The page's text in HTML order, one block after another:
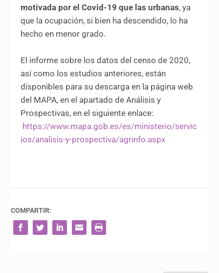
motivada por el Covid-19 que las urbanas, ya
que la ocupación, si bien ha descendido, lo ha
hecho en menor grado.
El informe sobre los datos del censo de 2020,
así como los estudios anteriores, están
disponibles para su descarga en la página web
del MAPA, en el apartado de Análisis y
Prospectivas, en el siguiente enlace:
https://www.mapa.gob.es/es/ministerio/servic
ios/analisis-y-prospectiva/agrinfo.aspx
COMPARTIR: